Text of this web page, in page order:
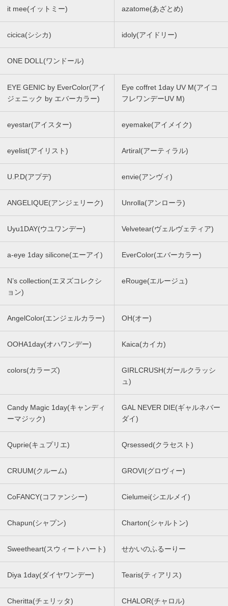
it mee(イットミー) azatome(あざとめ)
cicica(シシカ) idoly(アイドリー)
ONE DOLL(ワンドール)
EYE GENIC by EverColor(アイ
ジェニック by エバーカラー)
Eye coffret 1day UV M(アイコ
フレワンデーUV M)
eyestar(アイスター) eyemake(アイメイク)
eyelist(アイリスト) Artiral(アーティラル)
U.P.D(アプデ) envie(アンヴィ)
ANGELIQUE(アンジェリーク) Unrolla(アンローラ)
Uyu1DAY(ウユワンデー) Velvetear(ヴェルヴェティア)
a-eye 1day silicone(エーアイ) EverColor(エバーカラー)
N’s collection(エヌズコレクシ
ョン)
eRouge(エルージュ)
AngelColor(エンジェルカラー) OH(オー)
OOHA1day(オハワンデー) Kaica(カイカ)
colors(カラーズ)
GIRLCRUSH(ガールクラッシ
ュ)
Candy Magic 1day(キャンディ
ーマジック)
GAL NEVER DIE(ギャルネバー
ダイ)
Quprie(キュプリエ) Qrsessed(クラセスト)
CRUUM(クルーム) GROVI(グロヴィー)
CoFANCY(コファンシー) Cielumei(シエルメイ)
Chapun(シャプン) Charton(シャルトン)
Sweetheart(スウィートハート) せかいのふるーりー
Diya 1day(ダイヤワンデー) Tearis(ティアリス)
Cheritta(チェリッタ) CHALOR(チャロル)